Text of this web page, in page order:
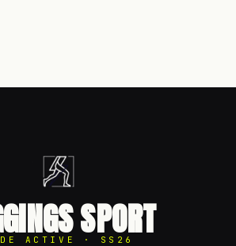
SPORT
ACTIVE · SS26